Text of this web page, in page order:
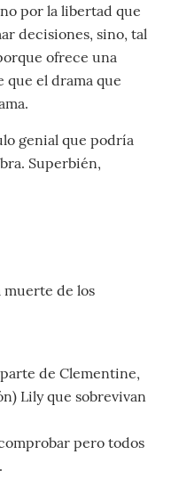
por la libertad que
decisiones, sino, tal
ofrece una
el drama que
genial que podría
Superbién,
muerte de los
de Clementine,
Lily que sobrevivan
pero todos